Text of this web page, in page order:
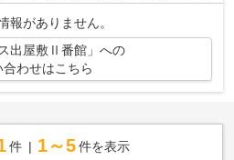
いポイ...
報がありません。
ス出屋敷Ⅱ番館」への
合わせはこちら
件 1～5 件を表示